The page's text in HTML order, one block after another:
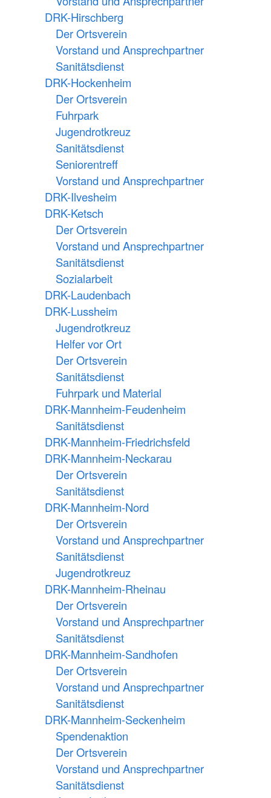
DRK-Hirschberg
Der Ortsverein
Vorstand und Ansprechpartner
Sanitätsdienst
DRK-Hockenheim
Der Ortsverein
Fuhrpark
Jugendrotkreuz
Sanitätsdienst
Seniorentreff
Vorstand und Ansprechpartner
DRK-Ilvesheim
DRK-Ketsch
Der Ortsverein
Vorstand und Ansprechpartner
Sanitätsdienst
Sozialarbeit
DRK-Laudenbach
DRK-Lussheim
Jugendrotkreuz
Helfer vor Ort
Der Ortsverein
Sanitätsdienst
Fuhrpark und Material
DRK-Mannheim-Feudenheim
Sanitätsdienst
DRK-Mannheim-Friedrichsfeld
DRK-Mannheim-Neckarau
Der Ortsverein
Sanitätsdienst
DRK-Mannheim-Nord
Der Ortsverein
Vorstand und Ansprechpartner
Sanitätsdienst
Jugendrotkreuz
DRK-Mannheim-Rheinau
Der Ortsverein
Vorstand und Ansprechpartner
Sanitätsdienst
DRK-Mannheim-Sandhofen
Der Ortsverein
Vorstand und Ansprechpartner
Sanitätsdienst
DRK-Mannheim-Seckenheim
Spendenaktion
Der Ortsverein
Vorstand und Ansprechpartner
Sanitätsdienst